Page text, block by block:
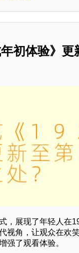
初体验》
，展现了年轻人在
视角，让观众在欢
强了观看体验。